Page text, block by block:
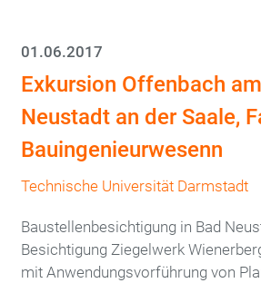
01.06.2017
Exkursion Offenbach
Neustadt an der Saale,
Bauingenieurwesenn
Technische Universität Darmstadt
Baustellenbesichtigung in Bad
Besichtigung Ziegelwerk
mit Anwendungsvorführung von